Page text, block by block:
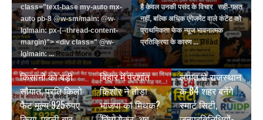
class="text-base my-auto mx-
auto pb-8 @w-sm/main: @w-
lg/main: px-(--thread-content-
margin)"> <div class=" @w-
lg/main: ... Read More
है केवल उनकी पसंद के विचार सही-गलत
नहीं, बल्कि अधिक एंगेजमेंट वाले कंटेंट को
प्राथमिकता फेक न्यूज भावनात्मक
प्रतिक्रिया के कारण ... Read More
BREAKING NEWS
जयपुर डेयरी की
किसानों को बड़ी
सौगात, प्रति किलो
फैट मूल्य 925रुपए
BREAKING NEWS
बिहार में प्रशांत
किशोर ने तोड़ा
भाजपा का मिथक?
BREAKING NEWS
₹9500 करोड़ की
लागत से राजस्थान
के 84 शहर बनेंगे
स्मार्ट सिटी,